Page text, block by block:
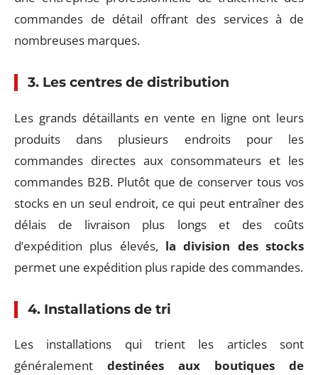
commandes de détail offrant des services à de
nombreuses marques.
3. Les centres de distribution
Les grands détaillants en vente en ligne ont leurs
produits dans plusieurs endroits pour les
commandes directes aux consommateurs et les
commandes B2B. Plutôt que de conserver tous vos
stocks en un seul endroit, ce qui peut entraîner des
délais de livraison plus longs et des coûts
d’expédition plus élevés, la division des stocks
permet une expédition plus rapide des commandes.
4. Installations de tri
Les installations qui trient les articles sont
généralement destinées aux boutiques de